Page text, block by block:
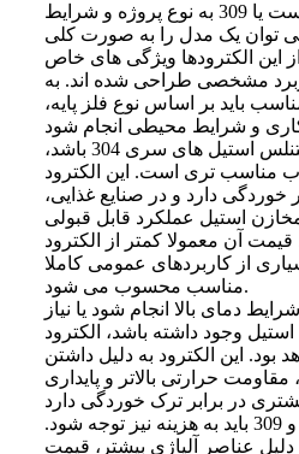
اینکه الکترود 308 بهتر است یا 309 به نوع پروژه و شرایط
توان یک مدل را به صورت کلی
این الکترودها ویژگی های خاص
مشخصی طراحی شده اند. به
باید بر اساس نوع فلز پایه،
اگر هدف، جوشکاری استنلس استیل های سری 304 باشد،
الکترود 308 انتخاب مناسب تری است. این الکترود
خوردگی دارد و در صنایع غذایی،
استیل عملکرد قابل قبولی
قیمت آن معمولا کمتر از الکترود
از کاربردهای عمومی کاملا
مناسب محسوب می شود.
دمای بالا انجام شود یا نیاز
وجود داشته باشد، الکترود
بود. این الکترود به دلیل داشتن
حرارتی بالاتر و پایداری
در مقایسه الکترود 308 و 309 باید به هزینه نیز توجه شود.
الکترود 309 به دلیل عناصر آلیاژی بیشتر، قیمت